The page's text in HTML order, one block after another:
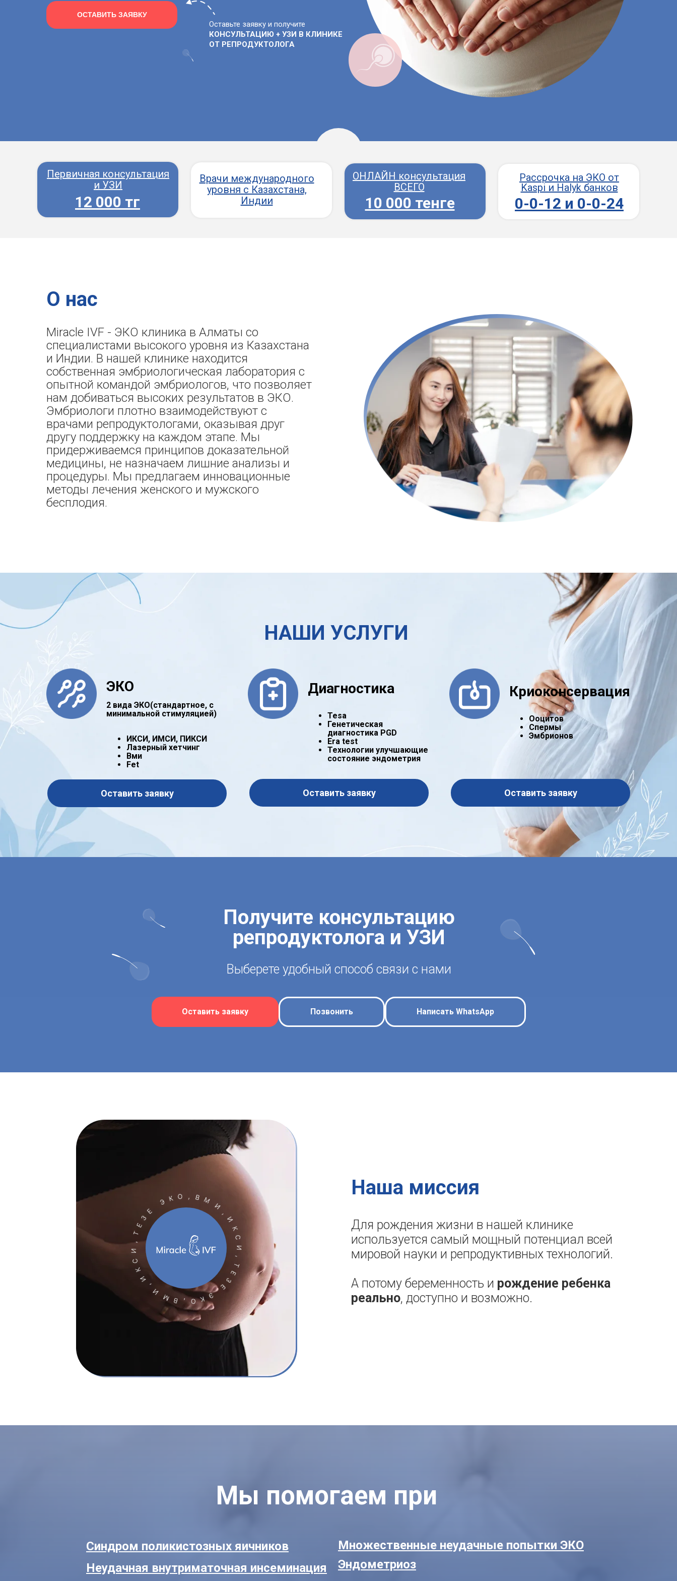
Оставьте заявку и получите
КОНСУЛЬТАЦИЮ + УЗИ В КЛИНИКЕ
ОТ РЕПРОДУКТОЛОГА
ОСТАВИТЬ ЗАЯВКУ
Врачи международного
уровня с Казахстана,
Индии
Первичная консультация
и УЗИ
12 000 тг
ОНЛАЙН консультация
ВСЕГО
10 000 тенге
Рассрочка на ЭКО от
Kaspi и Halyk банков
0-0-12 и 0-0-24
О нас
Miracle IVF - ЭКО клиника в Алматы со
специалистами высокого уровня из Казахстана
и Индии. В нашей клинике находится
собственная эмбриологическая лаборатория с
опытной командой эмбриологов, что позволяет
нам добиваться высоких результатов в ЭКО.
Эмбриологи плотно взаимодействуют с
врачами репродуктологами, оказывая друг
другу поддержку на каждом этапе. Мы
придерживаемся принципов доказательной
медицины, не назначаем лишние анализы и
процедуры. Мы предлагаем инновационные
методы лечения женского и мужского
бесплодия.
НАШИ УСЛУГИ
Оставить заявку
2 вида ЭКО(стандартное, с
минимальной cтимуляцией)
ИКСИ, ИМСИ, ПИКСИ
Лазерный хетчинг
Вми
Fet
ЭКО
Оставить заявку
Tesa
Генетическая
диагностика PGD
Era test
Технологии улучшающие
состояние эндометрия
Диагностика
Оставить заявку
Ооцитов
Спермы
Эмбрионов
Криоконсервация
Получите консультацию
репродуктолога и УЗИ
Выберете удобный способ связи с нами
Оставить заявку Позвонить Написать WhatsApp
Наша миссия
Для рождения жизни в нашей клинике
используется самый мощный потенциал всей
мировой науки и репродуктивных технологий.
А потому беременность и рождение ребенка
реально, доступно и возможно.
Синдром поликистозных яичников
Неудачная внутриматочная инсеминация
Множественные неудачные попытки ЭКО
Эндометриоз
Мы помогаем при